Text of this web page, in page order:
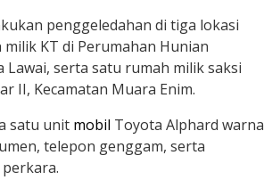
penggeledahan di tiga lokasi
KT di Perumahan Hunian
Lawai, serta satu rumah milik saksi
II, Kecamatan Muara Enim.
satu unit mobil Toyota Alphard warna
telepon genggam, serta